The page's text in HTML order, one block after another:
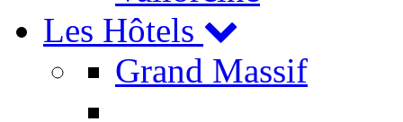
Les Hôtels
Grand Massif